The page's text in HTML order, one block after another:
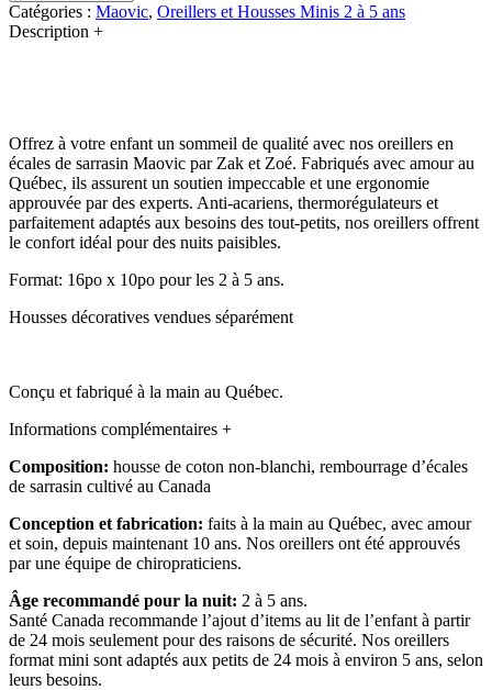
Catégories : Maovic, Oreillers et Housses Minis 2 à 5 ans
Description +
Offrez à votre enfant un sommeil de qualité avec nos oreillers en
écales de sarrasin Maovic par Zak et Zoé. Fabriqués avec amour au
Québec, ils assurent un soutien impeccable et une ergonomie
approuvée par des experts. Anti-acariens, thermorégulateurs et
parfaitement adaptés aux besoins des tout-petits, nos oreillers offrent
le confort idéal pour des nuits paisibles.
Format: 16po x 10po pour les 2 à 5 ans.
Housses décoratives vendues séparément
Conçu et fabriqué à la main au Québec.
Informations complémentaires +
Composition: housse de coton non-blanchi, rembourrage d’écales
de sarrasin cultivé au Canada
Conception et fabrication: faits à la main au Québec, avec amour
et soin, depuis maintenant 10 ans. Nos oreillers ont été approuvés
par une équipe de chiropraticiens.
Âge recommandé pour la nuit: 2 à 5 ans.
Santé Canada recommande l’ajout d’items au lit de l’enfant à partir
de 24 mois seulement pour des raisons de sécurité. Nos oreillers
format mini sont adaptés aux petits de 24 mois à environ 5 ans, selon
leurs besoins.